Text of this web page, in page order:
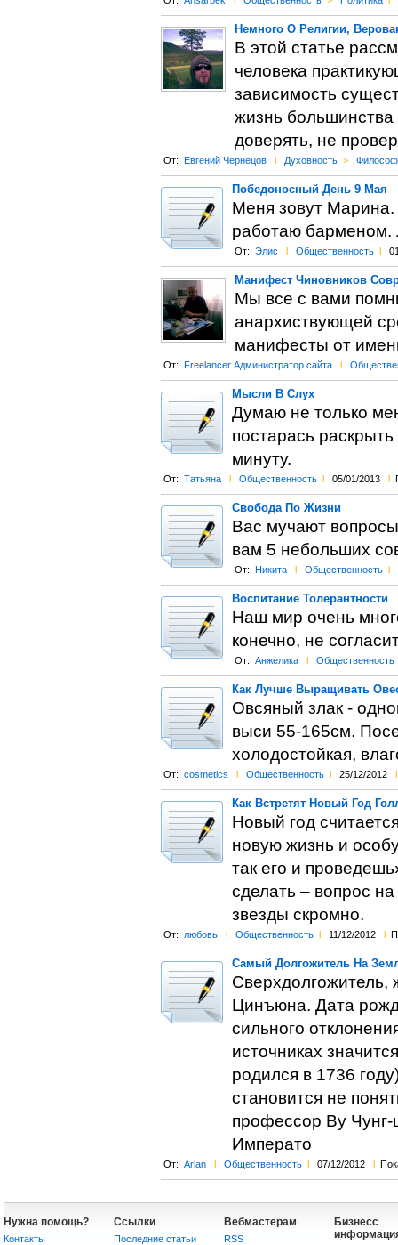
Немного О Религии,
В этой статье
человека
зависимость
жизнь
доверять, не
От: Евгений Чернецов l Духовность >
Победоносный День 9 Мая
Меня зовут
работаю барменом.
От: Элис l Общественность l
Манифест Чиновников
Мы все с вами
анархиствующей
манифесты от
От: Freelancer Администратор сайта l
Мысли В Слух
Думаю не только
постарась
минуту.
От: Татьяна l Общественность l 05/01/2013 l
Свобода По Жизни
Вас мучают
вам 5 небольших
От: Никита l Общественность l
Воспитание Толерантности
Наш мир очень
конечно, не
От: Анжелика l Общественность
Как Лучше Выращивать
Овсяный злак -
выси 55-165см.
холодостойкая,
От: cosmetics l Общественность l 25/12/2012 l
Как Встретят Новый Год
Новый год
новую жизнь и
так его и
сделать – вопрос
звезды скромно.
От: любовь l Общественность l 11/12/2012 l
Самый Долгожитель На
Сверхдолгожитель,
Цинъюна. Дата
сильного
источниках
родился в 1736
становится не
профессор Ву Чунг-
Императо
От: Arlan l Общественность l 07/12/2012 l
Нужна помощь?
Контакты
Ссылки
Последние статьи
Вебмастерам
RSS
Бизнесс